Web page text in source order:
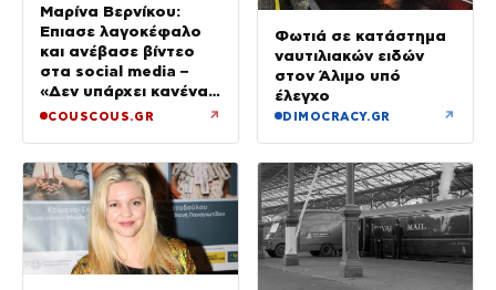
Μαρίνα Βερνίκου:
Έπιασε λαγοκέφαλο
και ανέβασε βίντεο
στα social media –
«Δεν υπάρχει κανένας
λόγος να φοβόμαστε»
COUSCOUS.GR ↗
Φωτιά σε κατάστημα
ναυτιλιακών ειδών
στον Άλιμο υπό
έλεγχο
DIMOCRACY.GR ↗